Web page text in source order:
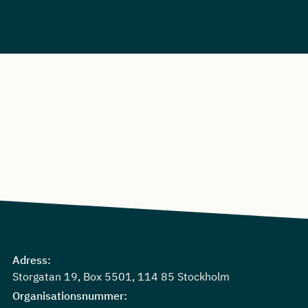
Adress:
Storgatan 19, Box 5501, 114 85 Stockholm
Organisationsnummer: